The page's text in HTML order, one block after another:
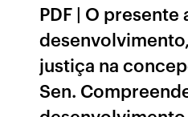
PDF | O
justiça na
Sen.